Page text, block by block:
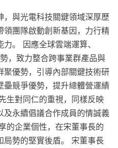
與光電科技關鍵領域深厚歷
團隊啟動創新基因，力行精
。 因應全球雲端運算、
，致力整合跨事業群產品與
優勢，引導內部關鍵技術研
競爭優勢，提升總體營運績
生對同仁的重視，同樣反映
永續倡議合作成員的情誠義
的企業個性，在宋董事長的
局勢的堅實後盾。 宋董事長